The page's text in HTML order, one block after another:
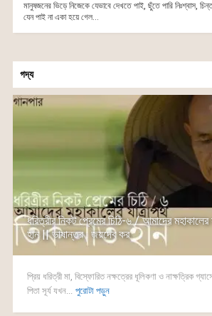
মানুষজনের ভিড়ে নিজেকে যেভাবে দেখতে পাই, ছুঁতে পারি নিঃশ্বাস,
যেন পাই না একা হয়ে গেল...
গদ্য
ধরিত্রীর নিকট প্রেমের চিঠি-৬ / আমাদের
হান || ভাষান্তর : জয়দেব কর
প্রিয় ধরিত্রী মা, বিস্ফোরিত নক্ষত্রের ধূলিকণা ও নাক্ষত্রিক
পিতা সূর্য যখন...
পুরোটা পড়ুন